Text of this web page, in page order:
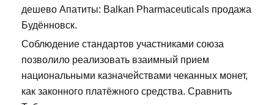
дешево Апатиты: Balkan Pharmaceuticals продажа
Будённовск.
Соблюдение стандартов участниками союза
позволило реализовать взаимный прием
национальными казначействами чеканных монет,
как законного платёжного средства. Сравнить